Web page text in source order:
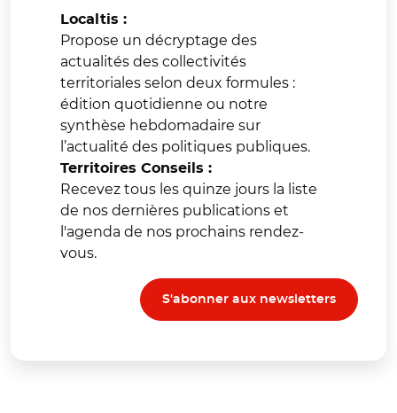
Localtis :
Propose un décryptage des
actualités des collectivités
territoriales selon deux formules :
édition quotidienne ou notre
synthèse hebdomadaire sur
l’actualité des politiques publiques.
Territoires Conseils :
Recevez tous les quinze jours la liste
de nos dernières publications et
l'agenda de nos prochains rendez-
vous.
S'abonner aux newsletters